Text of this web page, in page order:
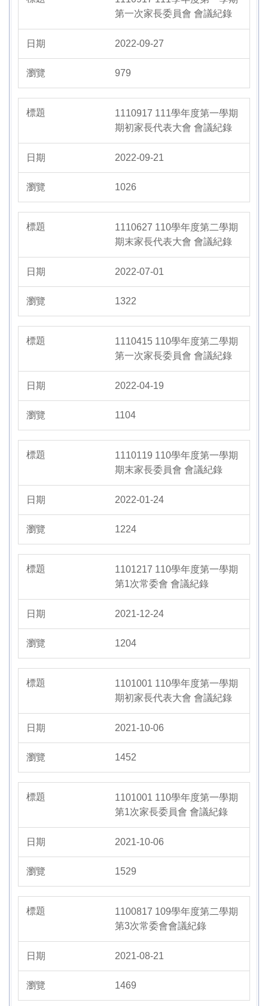
第一次家長委員會 會議紀錄
2022-09-27
979
1110917 111學年度第一學期
期初家長代表大會 會議紀錄
2022-09-21
1026
1110627 110學年度第二學期
期末家長代表大會 會議紀錄
2022-07-01
1322
1110415 110學年度第二學期
第一次家長委員會 會議紀錄
2022-04-19
1104
1110119 110學年度第一學期
期末家長委員會 會議紀錄
2022-01-24
1224
1101217 110學年度第一學期
第1次常委會 會議紀錄
2021-12-24
1204
1101001 110學年度第一學期
期初家長代表大會 會議紀錄
2021-10-06
1452
1101001 110學年度第一學期
第1次家長委員會 會議紀錄
2021-10-06
1529
1100817 109學年度第二學期
第3次常委會會議紀錄
2021-08-21
1469